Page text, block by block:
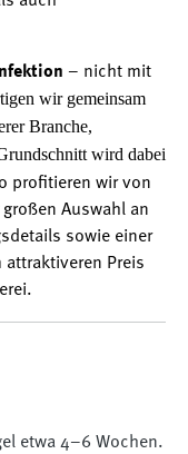
– nicht mit
wir gemeinsam
Branche,
wird dabei
profitieren wir von
Auswahl an
sowie einer
attraktiveren Preis
etwa 4–6 Wochen.